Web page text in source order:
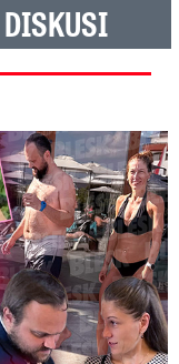
DISKUSI
tady královna?